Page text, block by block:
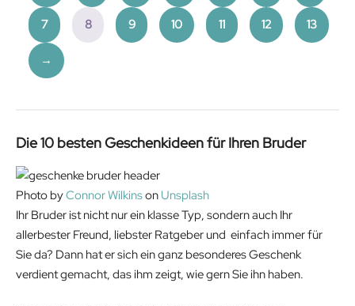
7 8 9 10 11 12 13
→
Die 10 besten Geschenkideen für Ihren Bruder
Photo byConnor Wilkinson Unsplash
Ihr Bruder ist nicht nur ein klasse Typ, sondern auch Ihr
allerbester Freund, liebster Ratgeber und einfach immer für
Sie da? Dann hat er sich ein ganz besonderes Geschenk
verdient gemacht, das ihm zeigt, wie gern Sie ihn haben.